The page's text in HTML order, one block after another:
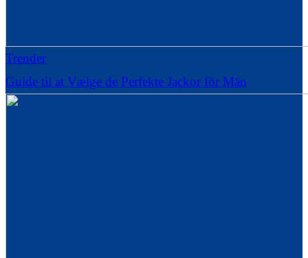
Trender
Guide til at Vælge de Perfekte Jackor för Män